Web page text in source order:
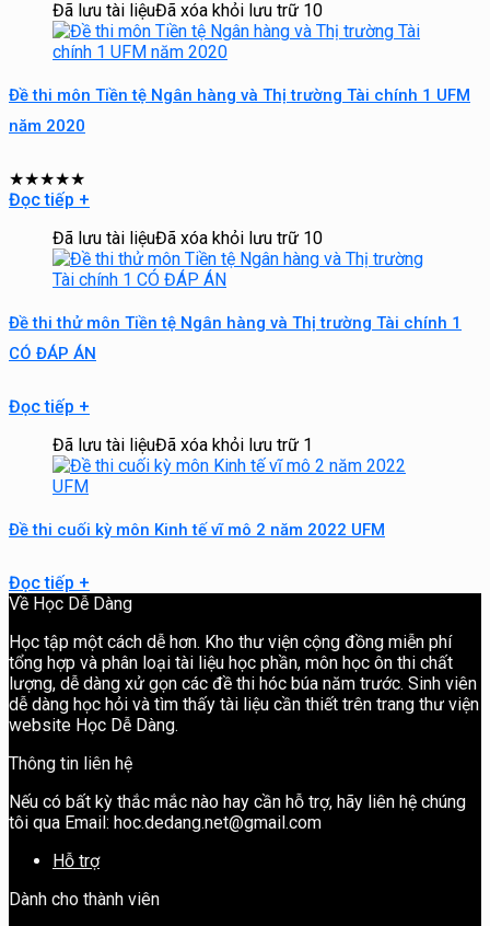
Đã lưu tài liệuĐã xóa khỏi lưu trữ 10
Đề thi môn Tiền tệ Ngân hàng và Thị trường Tài chính 1 UFM
năm 2020
★★★★★
Đọc tiếp +
Đã lưu tài liệuĐã xóa khỏi lưu trữ 10
Đề thi thử môn Tiền tệ Ngân hàng và Thị trường Tài chính 1
CÓ ĐÁP ÁN
Đọc tiếp +
Đã lưu tài liệuĐã xóa khỏi lưu trữ 1
Đề thi cuối kỳ môn Kinh tế vĩ mô 2 năm 2022 UFM
Đọc tiếp +
Về Học Dễ Dàng
Học tập một cách dễ hơn. Kho thư viện cộng đồng miễn phí
tổng hợp và phân loại tài liệu học phần, môn học ôn thi chất
lượng, dễ dàng xử gọn các đề thi hóc búa năm trước. Sinh viên
dễ dàng học hỏi và tìm thấy tài liệu cần thiết trên trang thư viện
website Học Dễ Dàng.
Thông tin liên hệ
Nếu có bất kỳ thắc mắc nào hay cần hỗ trợ, hãy liên hệ chúng
tôi qua Email: hoc.dedang.net@gmail.com
Hỗ trợ
Dành cho thành viên